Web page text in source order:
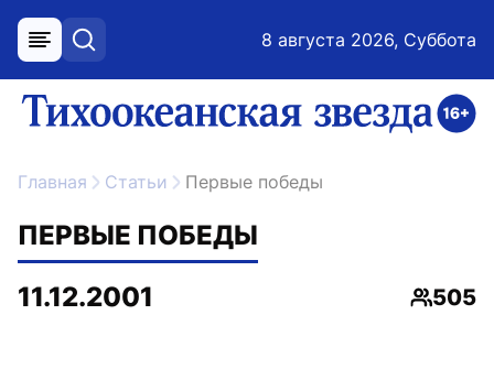
меню поиск 8 августа 2026, Суббота
ссылка на главную
Главная Статьи Первые победы
ПЕРВЫЕ ПОБЕДЫ
11.12.2001
505